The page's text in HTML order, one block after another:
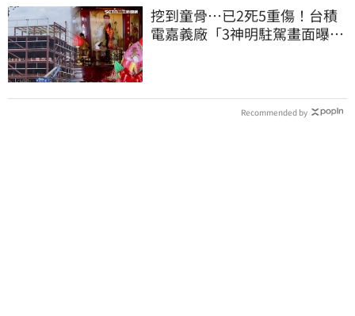
挖到童骨…已2死5重傷！台積
電嘉義廠「3神明駐駕畫面曝
Recommended by